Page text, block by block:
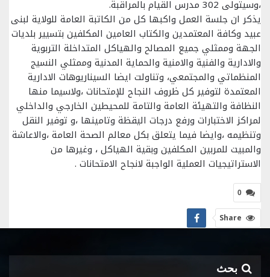
،وسيتولى 302 مدرس القيام بالمراقبة.
يذكر ان جلسة العمل واكبها كل من الكاتبة العامة للولاية لبنى
عبيد وكافة المعتمدين والكتاب العامين المكلفين بتسيير بلديات
الجهة وممثلي جميع المصالح والهياكل المتداخلة التربوية
والادارية والفنية والامنية والحماية المدنية وممثلي النسيج
المنظماتي والمجتمعي، وتناولت ايضا السيناريوهات الادارية
المعتمدة لتوفير كل ظروف النجاح للإمتحانات ،ولاسيما منها
النظافة والتهيئة العامة والتامة للمحيطين الخارجي والداخلي
لمراكز الاختبارات ورفع درجات اليقظة وتامينها ،و توفير النقل
وتنظيمه ،وايضا فيما يتعلق بكل معالم الصحة العامة ،والاعاشة
والمبيت للمربين المكلفين وبقية الهياكل ، وغيرها من
الاستراتيجيات العملية الواجبة لانجاح الامتحانات .
0
Share
بحث